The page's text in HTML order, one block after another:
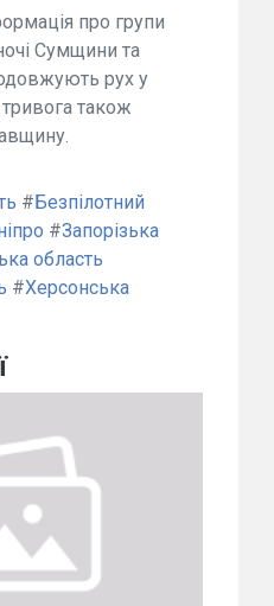
про групи
Сумщини та
рух у
також
#Безпілотний
#Запорізька
область
#Херсонська